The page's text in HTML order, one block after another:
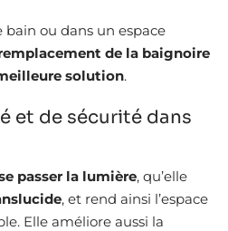
bain ou dans un espace
de la baignoire
solution.
et de sécurité dans
passer la lumière, qu’elle
, et rend ainsi l’espace
Elle améliore aussi la